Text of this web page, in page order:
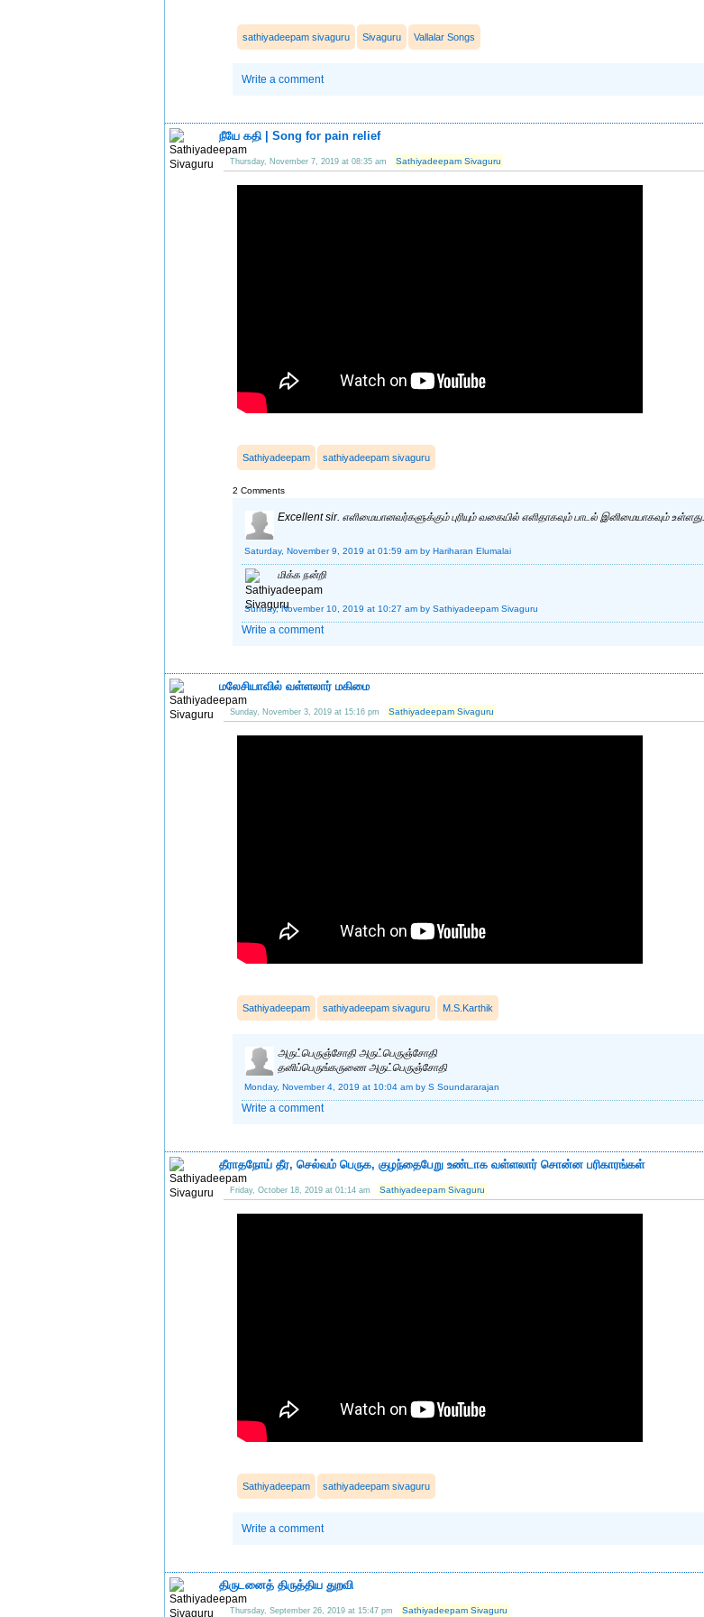
sathiyadeepam sivaguru Sivaguru Vallalar Songs
Write a comment
நீயே கதி | Song for pain relief
Thursday, November 7, 2019 at 08:35 am Sathiyadeepam Sivaguru
Sathiyadeepam sathiyadeepam sivaguru
2 Comments
Excellent sir. எளிமையானவர்களுக்கும் புரியும் வகையில் எளிதாகவும் பாடல் இனிமையாகவும் உள்ளது.
Saturday, November 9, 2019 at 01:59 am by Hariharan Elumalai
மிக்க நன்றி
Sunday, November 10, 2019 at 10:27 am by Sathiyadeepam Sivaguru
Write a comment
மலேசியாவில் வள்ளலார் மகிமை
Sunday, November 3, 2019 at 15:16 pm Sathiyadeepam Sivaguru
Sathiyadeepam sathiyadeepam sivaguru M.S.Karthik
அருட்பெருஞ்சோதி அருட்பெருஞ்சோதி
தனிப்பெருங்கருணை அருட்பெருஞ்சோதி
Monday, November 4, 2019 at 10:04 am by S Soundararajan
Write a comment
தீராதநோய் தீர, செல்வம் பெருக, குழந்தைபேறு உண்டாக வள்ளலார் சொன்ன பரிகாரங்கள்
Friday, October 18, 2019 at 01:14 am Sathiyadeepam Sivaguru
Sathiyadeepam sathiyadeepam sivaguru
Write a comment
திருடனைத் திருத்திய துறவி
Thursday, September 26, 2019 at 15:47 pm Sathiyadeepam Sivaguru